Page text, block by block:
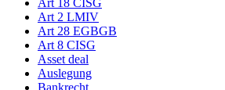
Art 2 LMIV
Art 28 EGBGB
Art 8 CISG
Asset deal
Auslegung
Bankrecht